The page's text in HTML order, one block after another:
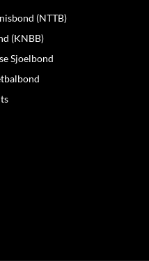
(NTTB)
(KNBB)
Sjoelbond